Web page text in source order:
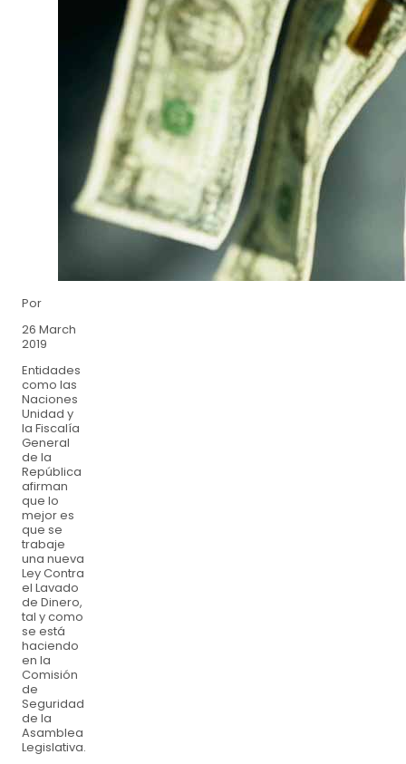
Por
26 March
2019
Entidades
como las
Naciones
Unidad y
la Fiscalía
General
de la
República
afirman
que lo
mejor es
que se
trabaje
una nueva
Ley Contra
el Lavado
de Dinero,
tal y como
se está
haciendo
en la
Comisión
de
Seguridad
de la
Asamblea
Legislativa.